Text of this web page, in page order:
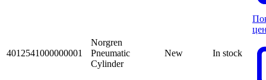
4012541000000001
Norgren
Pneumatic
Cylinder
New In stock